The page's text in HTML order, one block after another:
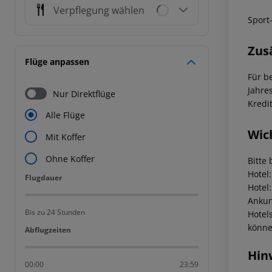
Verpflegung wählen
Flüge anpassen
Nur Direktflüge
Alle Flüge
Mit Koffer
Ohne Koffer
Flugdauer
Flugdauer
Bis zu 24 Stunden
Abflugzeiten
Abflugzeiten
00:00 23:59
Für
Bitte